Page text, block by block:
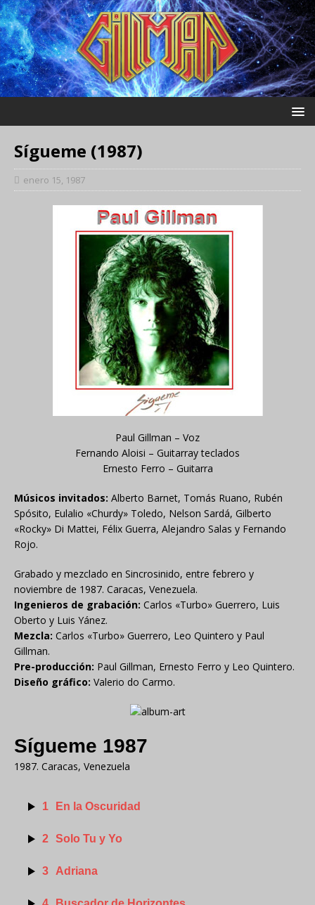
Sígueme (1987)
enero 15, 1987
Paul Gillman – Voz
Fernando Aloisi – Guitarray teclados
Ernesto Ferro – Guitarra
Músicos invitados: Alberto Barnet, Tomás Ruano, Rubén
Spósito, Eulalio «Churdy» Toledo, Nelson Sardá, Gilberto
«Rocky» Di Mattei, Félix Guerra, Alejandro Salas y Fernando
Rojo.
Grabado y mezclado en Sincrosinido, entre febrero y
noviembre de 1987. Caracas, Venezuela.
Ingenieros de grabación: Carlos «Turbo» Guerrero, Luis
Oberto y Luis Yánez.
Mezcla: Carlos «Turbo» Guerrero, Leo Quintero y Paul
Gillman.
Pre-producción: Paul Gillman, Ernesto Ferro y Leo Quintero.
Diseño gráfico: Valerio do Carmo.
Sígueme 1987
1987. Caracas, Venezuela
1 En la Oscuridad
2 Solo Tu y Yo
3 Adriana